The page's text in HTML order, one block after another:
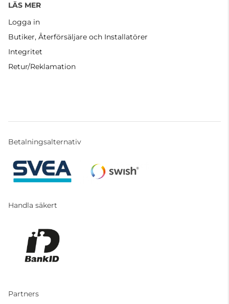
LÄS MER
Logga in
Butiker, Återförsäljare och Installatörer
Integritet
Retur/Reklamation
Betalningsalternativ
Handla säkert
Partners